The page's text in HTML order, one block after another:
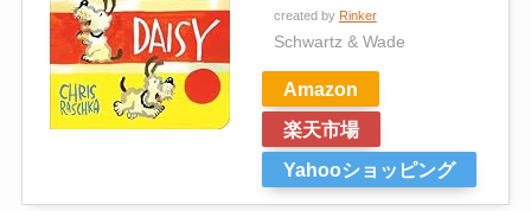
created by Rinker
Schwartz & Wade
Amazon
楽天市場
Yahooショッピング